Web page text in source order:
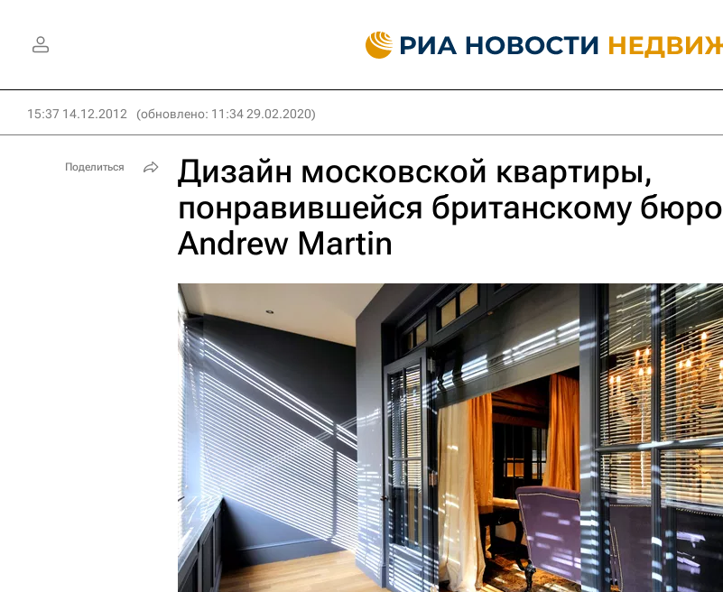
15:37 14.12.2012 (обновлено: 11:34 29.02.2020)
Дизайн московской квартиры,
понравившейся британскому бюро
Andrew Martin
Поделиться